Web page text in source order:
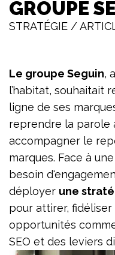
GROUPE
STRATÉGIE /
Le groupe Seguin,
l’habitat, souhaitait
ligne de ses
reprendre la parole
accompagner le
marques. Face à
besoin
déployer une
pour attirer,
opportunités
SEO et des leviers